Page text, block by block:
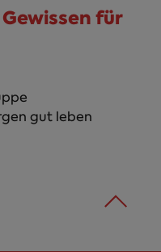
für
gut leben